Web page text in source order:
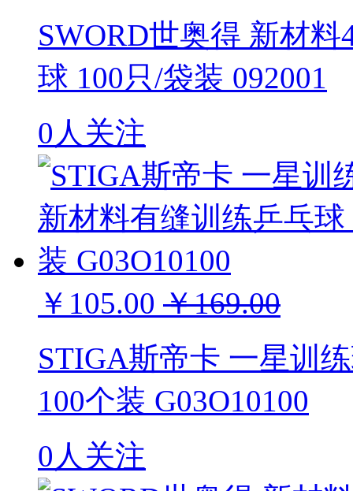
SWORD世奥得 新材
球 100只/袋装 092001
0人关注
￥105.00 ￥169.00
STIGA斯帝卡 一星训
100个装 G03O10100
0人关注